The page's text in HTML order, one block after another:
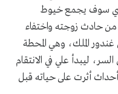
سوف يجمع خيوط
من حادث زوجته واختفاء
الملك، وهي المحطة
ليبدأ علي في الانتقام
أثرت على حياته قبل